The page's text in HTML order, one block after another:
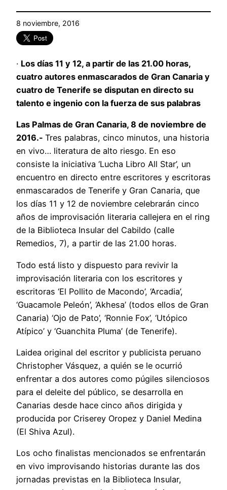
8 noviembre, 2016
· Los días 11 y 12, a partir de las 21.00 horas,
cuatro autores enmascarados de Gran Canaria y
cuatro de Tenerife se disputan en directo su
talento e ingenio con la fuerza de sus palabras
Las Palmas de Gran Canaria, 8 de noviembre de
2016.- Tres palabras, cinco minutos, una historia
en vivo… literatura de alto riesgo. En eso
consiste la iniciativa ‘Lucha Libro All Star’, un
encuentro en directo entre escritores y escritoras
enmascarados de Tenerife y Gran Canaria, que
los días 11 y 12 de noviembre celebrarán cinco
años de improvisación literaria callejera en el ring
de la Biblioteca Insular del Cabildo (calle
Remedios, 7), a partir de las 21.00 horas.
Todo está listo y dispuesto para revivir la
improvisación literaria con los escritores y
escritoras ‘El Pollito de Macondo’, ‘Arcadia’,
‘Guacamole Peleón’, ‘Akhesa’ (todos ellos de Gran
Canaria) ‘Ojo de Pato’, ‘Ronnie Fox’, ‘Utópico
Atípico’ y ‘Guanchita Pluma’ (de Tenerife).
Laidea original del escritor y publicista peruano
Christopher Vásquez, a quién se le ocurrió
enfrentar a dos autores como púgiles silenciosos
para el deleite del público, se desarrolla en
Canarias desde hace cinco años dirigida y
producida por Criserey Oropez y Daniel Medina
(El Shiva Azul).
Los ocho finalistas mencionados se enfrentarán
en vivo improvisando historias durante las dos
jornadas previstas en la Biblioteca Insular,